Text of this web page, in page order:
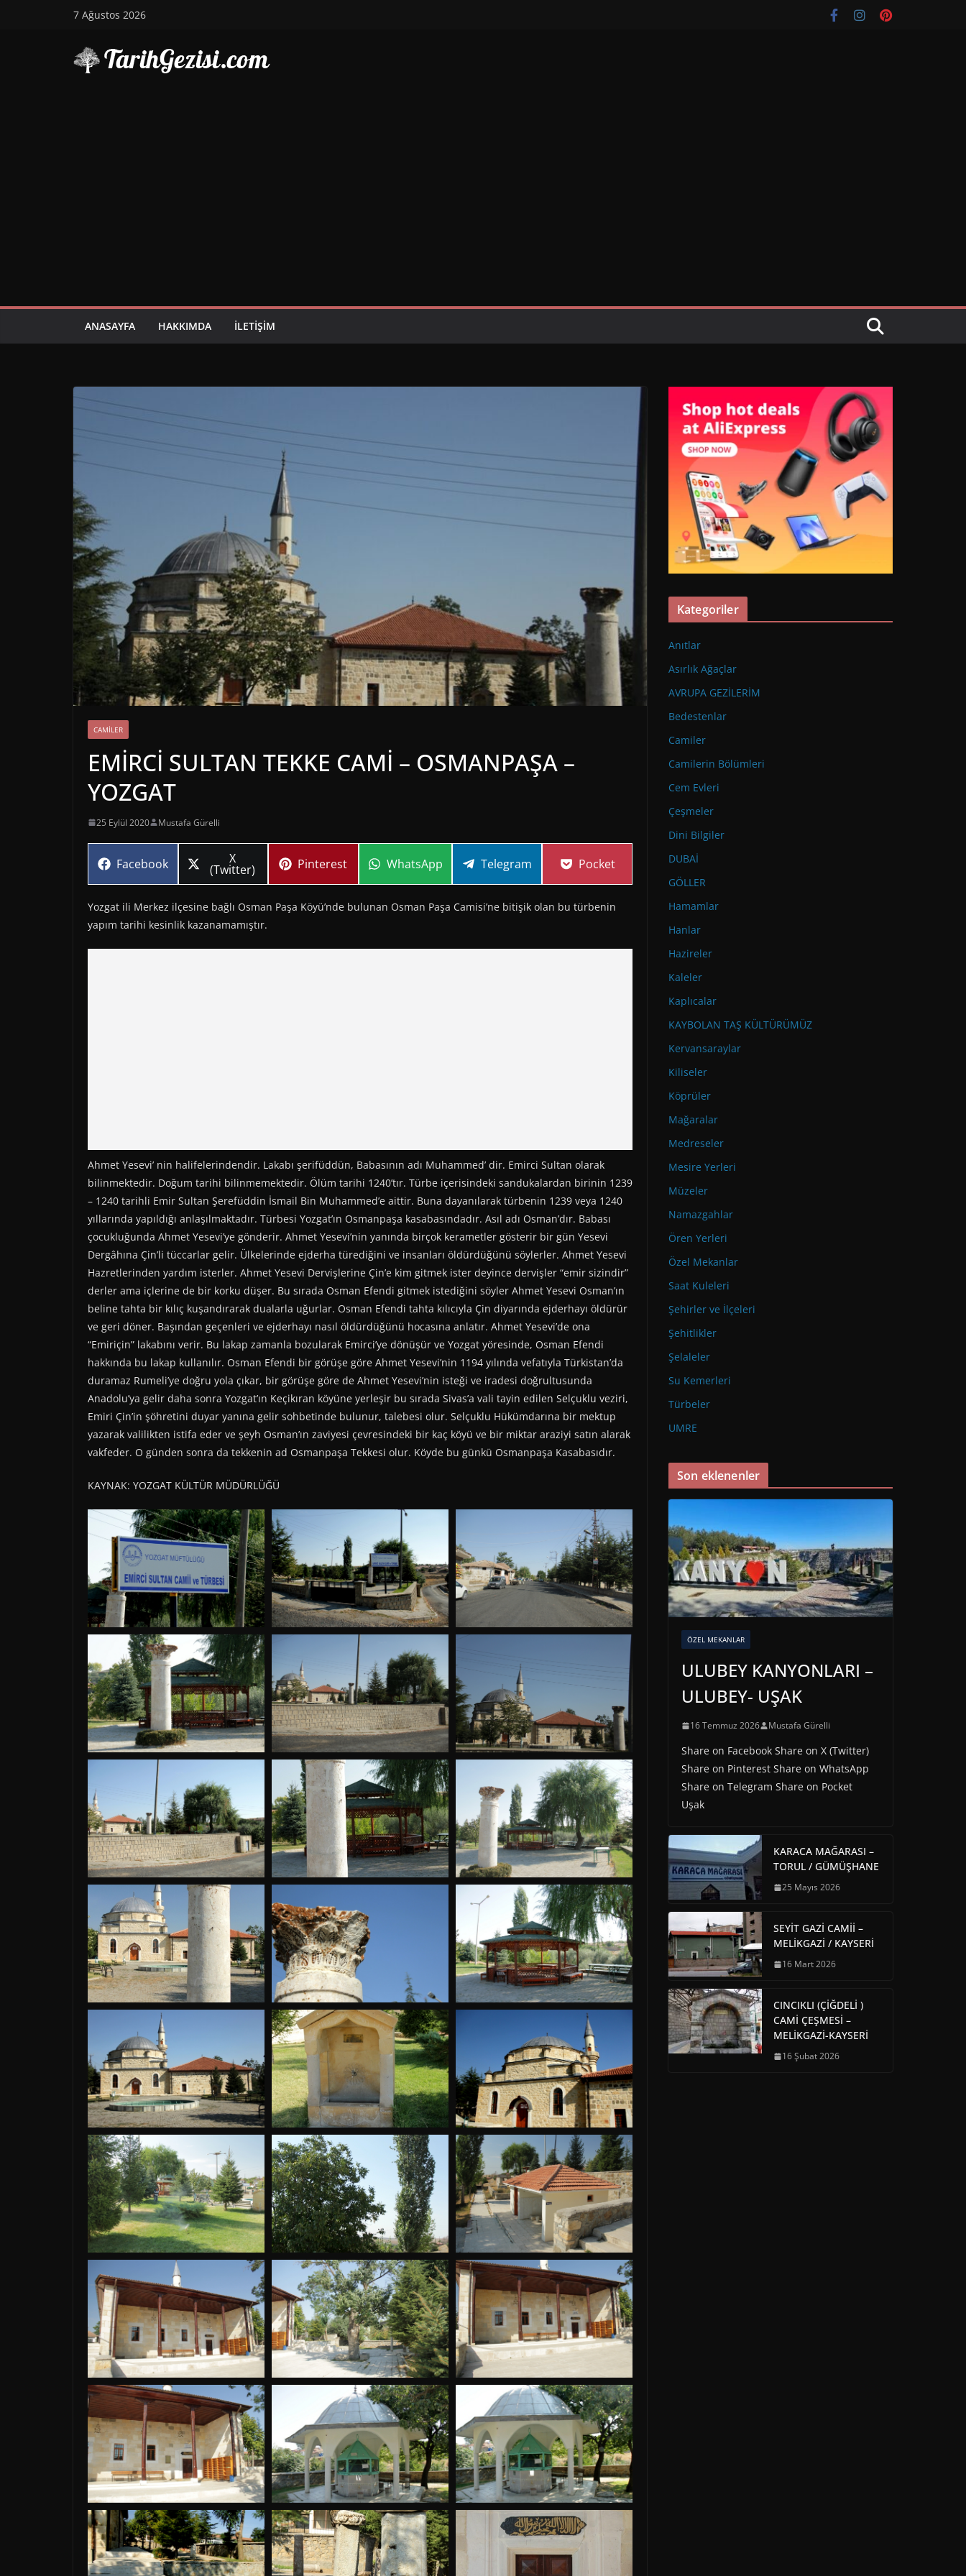
7 Ağustos 2026
ANASAYFA HAKKIMDA İLETIŞIM
CAMILER
EMİRCİ SULTAN TEKKE CAMİ – OSMANPAŞA –
YOZGAT
25 Eylül 2020 Mustafa Gürelli
Share
Facebook Share
on
X
(Twitter) Share
Pinterest Share
WhatsApp Share
Telegram Share
Pocket
Yozgat ili Merkez ilçesine bağlı Osman Paşa Köyü’nde bulunan Osman Paşa Camisi’ne bitişik olan bu türbenin
yapım tarihi kesinlik kazanamamıştır.
Ahmet Yesevi’ nin halifelerindendir. Lakabı şerifüddün, Babasının adı Muhammed’ dir. Emirci Sultan olarak
bilinmektedir. Doğum tarihi bilinmemektedir. Ölüm tarihi 1240’tır. Türbe içerisindeki sandukalardan birinin 1239
– 1240 tarihli Emir Sultan Şerefüddin İsmail Bin Muhammed’e aittir. Buna dayanılarak türbenin 1239 veya 1240
yıllarında yapıldığı anlaşılmaktadır. Türbesi Yozgat’ın Osmanpaşa kasabasındadır. Asıl adı Osman’dır. Babası
çocukluğunda Ahmet Yesevi’ye gönderir. Ahmet Yesevi’nin yanında birçok kerametler gösterir bir gün Yesevi
Dergâhına Çin’li tüccarlar gelir. Ülkelerinde ejderha türediğini ve insanları öldürdüğünü söylerler. Ahmet Yesevi
Hazretlerinden yardım isterler. Ahmet Yesevi Dervişlerine Çin’e kim gitmek ister deyince dervişler “emir sizindir”
derler ama içlerine de bir korku düşer. Bu sırada Osman Efendi gitmek istediğini söyler Ahmet Yesevi Osman’ın
beline tahta bir kılıç kuşandırarak dualarla uğurlar. Osman Efendi tahta kılıcıyla Çin diyarında ejderhayı öldürür
ve geri döner. Başından geçenleri ve ejderhayı nasıl öldürdüğünü hocasına anlatır. Ahmet Yesevi’de ona
“Emiriçin” lakabını verir. Bu lakap zamanla bozularak Emirci’ye dönüşür ve Yozgat yöresinde, Osman Efendi
hakkında bu lakap kullanılır. Osman Efendi bir görüşe göre Ahmet Yesevi’nin 1194 yılında vefatıyla Türkistan’da
duramaz Rumeli’ye doğru yola çıkar, bir görüşe göre de Ahmet Yesevi’nin isteği ve iradesi doğrultusunda
Anadolu’ya gelir daha sonra Yozgat’ın Keçikıran köyüne yerleşir bu sırada Sivas’a vali tayin edilen Selçuklu veziri,
Emiri Çin’in şöhretini duyar yanına gelir sohbetinde bulunur, talebesi olur. Selçuklu Hükümdarına bir mektup
yazarak valilikten istifa eder ve şeyh Osman’ın zaviyesi çevresindeki bir kaç köyü ve bir miktar araziyi satın alarak
vakfeder. O günden sonra da tekkenin ad Osmanpaşa Tekkesi olur. Köyde bu günkü Osmanpaşa Kasabasıdır.
KAYNAK: YOZGAT KÜLTÜR MÜDÜRLÜĞÜ
Kategoriler
Anıtlar
Asırlık Ağaçlar
AVRUPA GEZİLERİM
Bedestenlar
Camiler
Camilerin Bölümleri
Cem Evleri
Çeşmeler
Dini Bilgiler
DUBAİ
GÖLLER
Hamamlar
Hanlar
Hazireler
Kaleler
Kaplıcalar
KAYBOLAN TAŞ KÜLTÜRÜMÜZ
Kervansaraylar
Kiliseler
Köprüler
Mağaralar
Medreseler
Mesire Yerleri
Müzeler
Namazgahlar
Ören Yerleri
Özel Mekanlar
Saat Kuleleri
Şehirler ve İlçeleri
Şehitlikler
Şelaleler
Su Kemerleri
Türbeler
UMRE
Son eklenenler
ÖZEL MEKANLAR
ULUBEY KANYONLARI –
ULUBEY- UŞAK
16 Temmuz 2026 Mustafa Gürelli
Share on Facebook Share on X (Twitter)
Share on Pinterest Share on WhatsApp
Share on Telegram Share on Pocket
Uşak
KARACA MAĞARASI –
TORUL / GÜMÜŞHANE
25 Mayıs 2026
SEYİT GAZİ CAMİİ –
MELİKGAZİ / KAYSERİ
16 Mart 2026
CINCIKLI (ÇİĞDELİ )
CAMİ ÇEŞMESİ –
MELİKGAZİ-KAYSERİ
16 Şubat 2026